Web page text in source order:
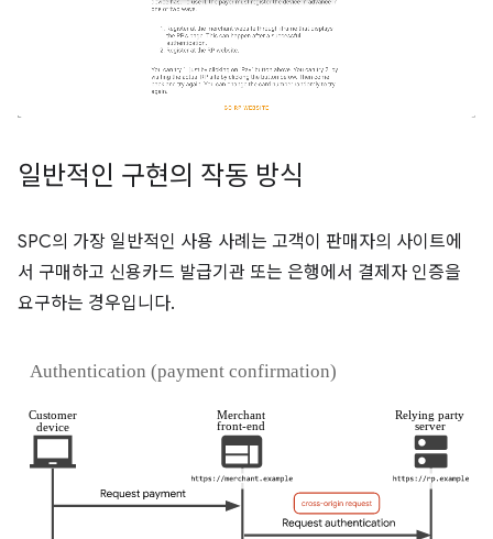
일반적인 구현의 작동 방식
SPC의 가장 일반적인 사용 사례는 고객이 판매자의 사이트에
서 구매하고 신용카드 발급기관 또는 은행에서 결제자 인증을
요구하는 경우입니다.